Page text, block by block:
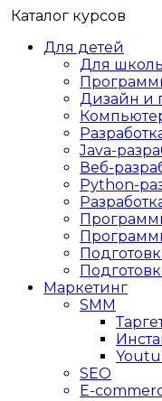
Каталог курсов
Для детей
Для
Дизайн и
Java-
Веб-
Python-
Маркетинг
SMM
SEO
E-